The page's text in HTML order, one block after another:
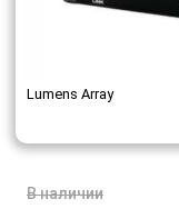
Lumens Array
В наличии